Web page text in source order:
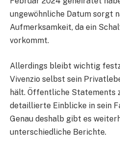
ungewöhnliche Datum sorgt
Aufmerksamkeit, da ein
vorkommt.
Allerdings bleibt wichtig
Vivenzio selbst sein
hält. Öffentliche Statements
detaillierte Einblicke in sein
Genau deshalb gibt es
unterschiedliche Berichte.